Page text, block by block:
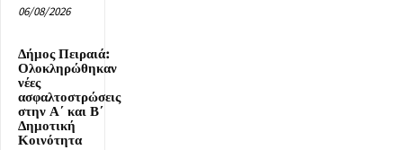
06/08/2026
Δήμος Πειραιά:
Ολοκληρώθηκαν
νέες
ασφαλτοστρώσεις
στην Α΄ και Β΄
Δημοτική
Κοινότητα